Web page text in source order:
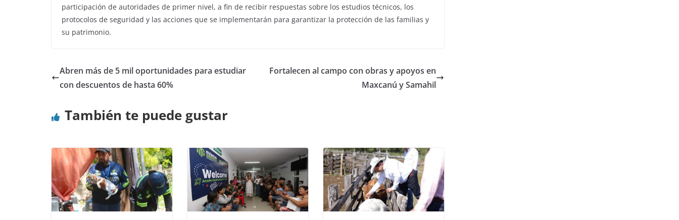
participación de autoridades de primer nivel, a fin de recibir respuestas sobre los estudios técnicos, los
protocolos de seguridad y las acciones que se implementarán para garantizar la protección de las familias y
su patrimonio.
Abren más de 5 mil oportunidades para estudiar
con descuentos de hasta 60%
Fortalecen al campo con obras y apoyos en
Maxcanú y Samahil
También te puede gustar